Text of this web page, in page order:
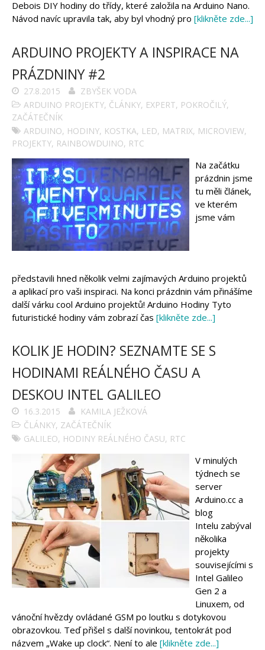
Debois DIY hodiny do třídy, které založila na Arduino Nano.
Návod navíc upravila tak, aby byl vhodný pro [klikněte zde...]
ARDUINO PROJEKTY A INSPIRACE NA
PRÁZDNINY #2
27.8.2015
ZBYŠEK VODA
ARDUINO PROJEKTY, ČLÁNKY, EXPERT, POKROČILÝ,
ZAČÁTEČNÍK
ARDUINO, HODINY, KOSTKA, LED, MATRIX, MICROVIEW,
PROJEKTY, RAINBOWDUINO, RTC
Na začátku
prázdnin jsme
tu měli článek,
ve kterém
jsme vám
představili hned několik velmi zajímavých Arduino projektů
a aplikací pro vaši inspiraci. Na konci prázdnin vám přinášíme
další várku cool Arduino projektů! Arduino Hodiny Tyto
futuristické hodiny vám zobrazí čas [klikněte zde...]
KOLIK JE HODIN? SEZNAMTE SE S
HODINAMI REÁLNÉHO ČASU A
DESKOU INTEL GALILEO
16.3.2015
KAMILA JEŽKOVÁ
ČLÁNKY, ZAČÁTEČNÍK
GALILEO, HODINY REÁLNÉHO ČASU, RTC
V minulých
týdnech se
server
Arduino.cc a
blog
Intelu zabýval
několika
projekty
souvisejícími s
Intel Galileo
Gen 2 a
Linuxem, od
vánoční hvězdy ovládané GSM po loutku s dotykovou
obrazovkou. Teď přišel s další novinkou, tentokrát pod
názvem „Wake up clock“. Není to ale [klikněte zde...]